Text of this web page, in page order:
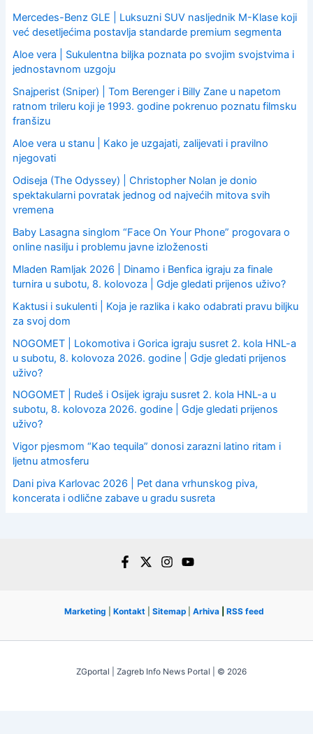
o
r
Mercedes-Benz GLE | Luksuzni SUV nasljednik M-Klase koji
već desetljećima postavlja standarde premium segmenta
Aloe vera | Sukulentna biljka poznata po svojim svojstvima i
jednostavnom uzgoju
Snajperist (Sniper) | Tom Berenger i Billy Zane u napetom
ratnom trileru koji je 1993. godine pokrenuo poznatu filmsku
franšizu
Aloe vera u stanu | Kako je uzgajati, zalijevati i pravilno
njegovati
Odiseja (The Odyssey) | Christopher Nolan je donio
spektakularni povratak jednog od najvećih mitova svih
vremena
Baby Lasagna singlom “Face On Your Phone” progovara o
online nasilju i problemu javne izloženosti
Mladen Ramljak 2026 | Dinamo i Benfica igraju za finale
turnira u subotu, 8. kolovoza | Gdje gledati prijenos uživo?
Kaktusi i sukulenti | Koja je razlika i kako odabrati pravu biljku
za svoj dom
NOGOMET | Lokomotiva i Gorica igraju susret 2. kola HNL-a
u subotu, 8. kolovoza 2026. godine | Gdje gledati prijenos
uživo?
NOGOMET | Rudeš i Osijek igraju susret 2. kola HNL-a u
subotu, 8. kolovoza 2026. godine | Gdje gledati prijenos
uživo?
Vigor pjesmom “Kao tequila” donosi zarazni latino ritam i
ljetnu atmosferu
Dani piva Karlovac 2026 | Pet dana vrhunskog piva,
koncerata i odlične zabave u gradu susreta
Marketing Kontakt Sitemap Arhiva RSS feed
ZGportal | Zagreb Info News Portal | © 2026